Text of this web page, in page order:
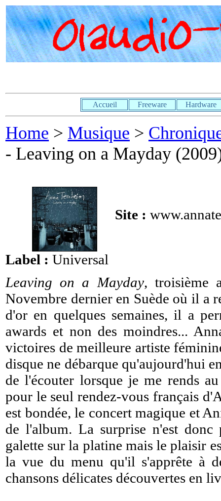
Accueil Freeware Hardware
Home > Musique >
- Leaving on a Mayday
Site :
Label : Universal
Leaving on a Mayday, troisième
Novembre dernier en Suède où il a
d'or en quelques semaines, il a
awards et non des moindres...
victoires de meilleure artiste
disque ne débarque qu'aujourd'hui
de l'écouter lorsque je me rends
pour le seul rendez-vous français
est bondée, le concert magique et
de l'album. La surprise n'est
galette sur la platine mais le plaisir
la vue du menu qu'il s'apprête à
chansons délicates découvertes en